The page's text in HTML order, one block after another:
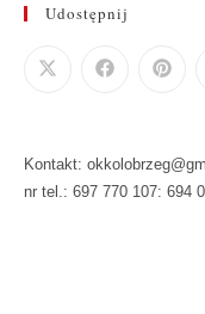
Udostępnij
Kontakt:
nr tel.: 697 770 107: 694